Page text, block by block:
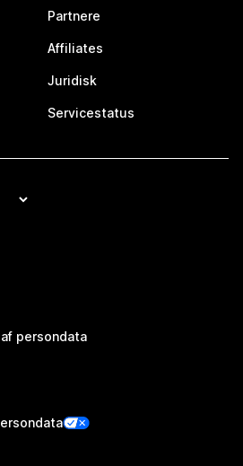
Partnere
Affiliates
Juridisk
Servicestatus
persondata